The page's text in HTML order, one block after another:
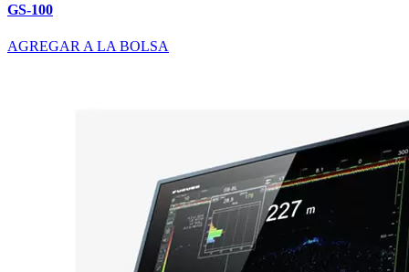
GS-100
AGREGAR A LA BOLSA